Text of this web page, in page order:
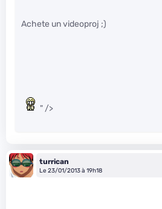
Achete un videoproj ;)
" />
turrican
Le 23/01/2013 à 19h18